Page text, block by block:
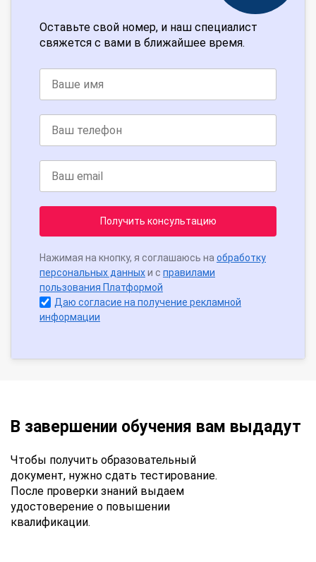
Оставьте свой номер, и наш специалист
свяжется с вами в ближайшее время.
Получить консультацию
Нажимая на кнопку, я соглашаюсь на обработку
персональных данныхи с правилами
пользования Платформой
Даю согласие на получение рекламной
информации
В завершении обучения вам выдадут
Чтобы получить образовательный
документ, нужно сдать тестирование.
После проверки знаний выдаем
удостоверение о повышении
квалификации.